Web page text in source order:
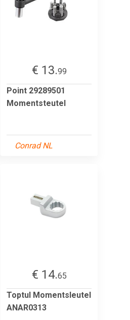
€ 13.99
Point 29289501
Momentsteutel
Conrad NL
€ 14.65
Toptul Momentsleutel
ANAR0313